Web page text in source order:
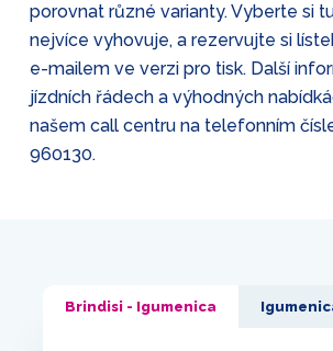
porovnat různé varianty. Vyberte si
nejvíce vyhovuje, a rezervujte si
e-mailem ve verzi pro tisk. Další
jízdních řádech a výhodných
našem call centru na telefonním
960130.
Brindisi - Igumenica